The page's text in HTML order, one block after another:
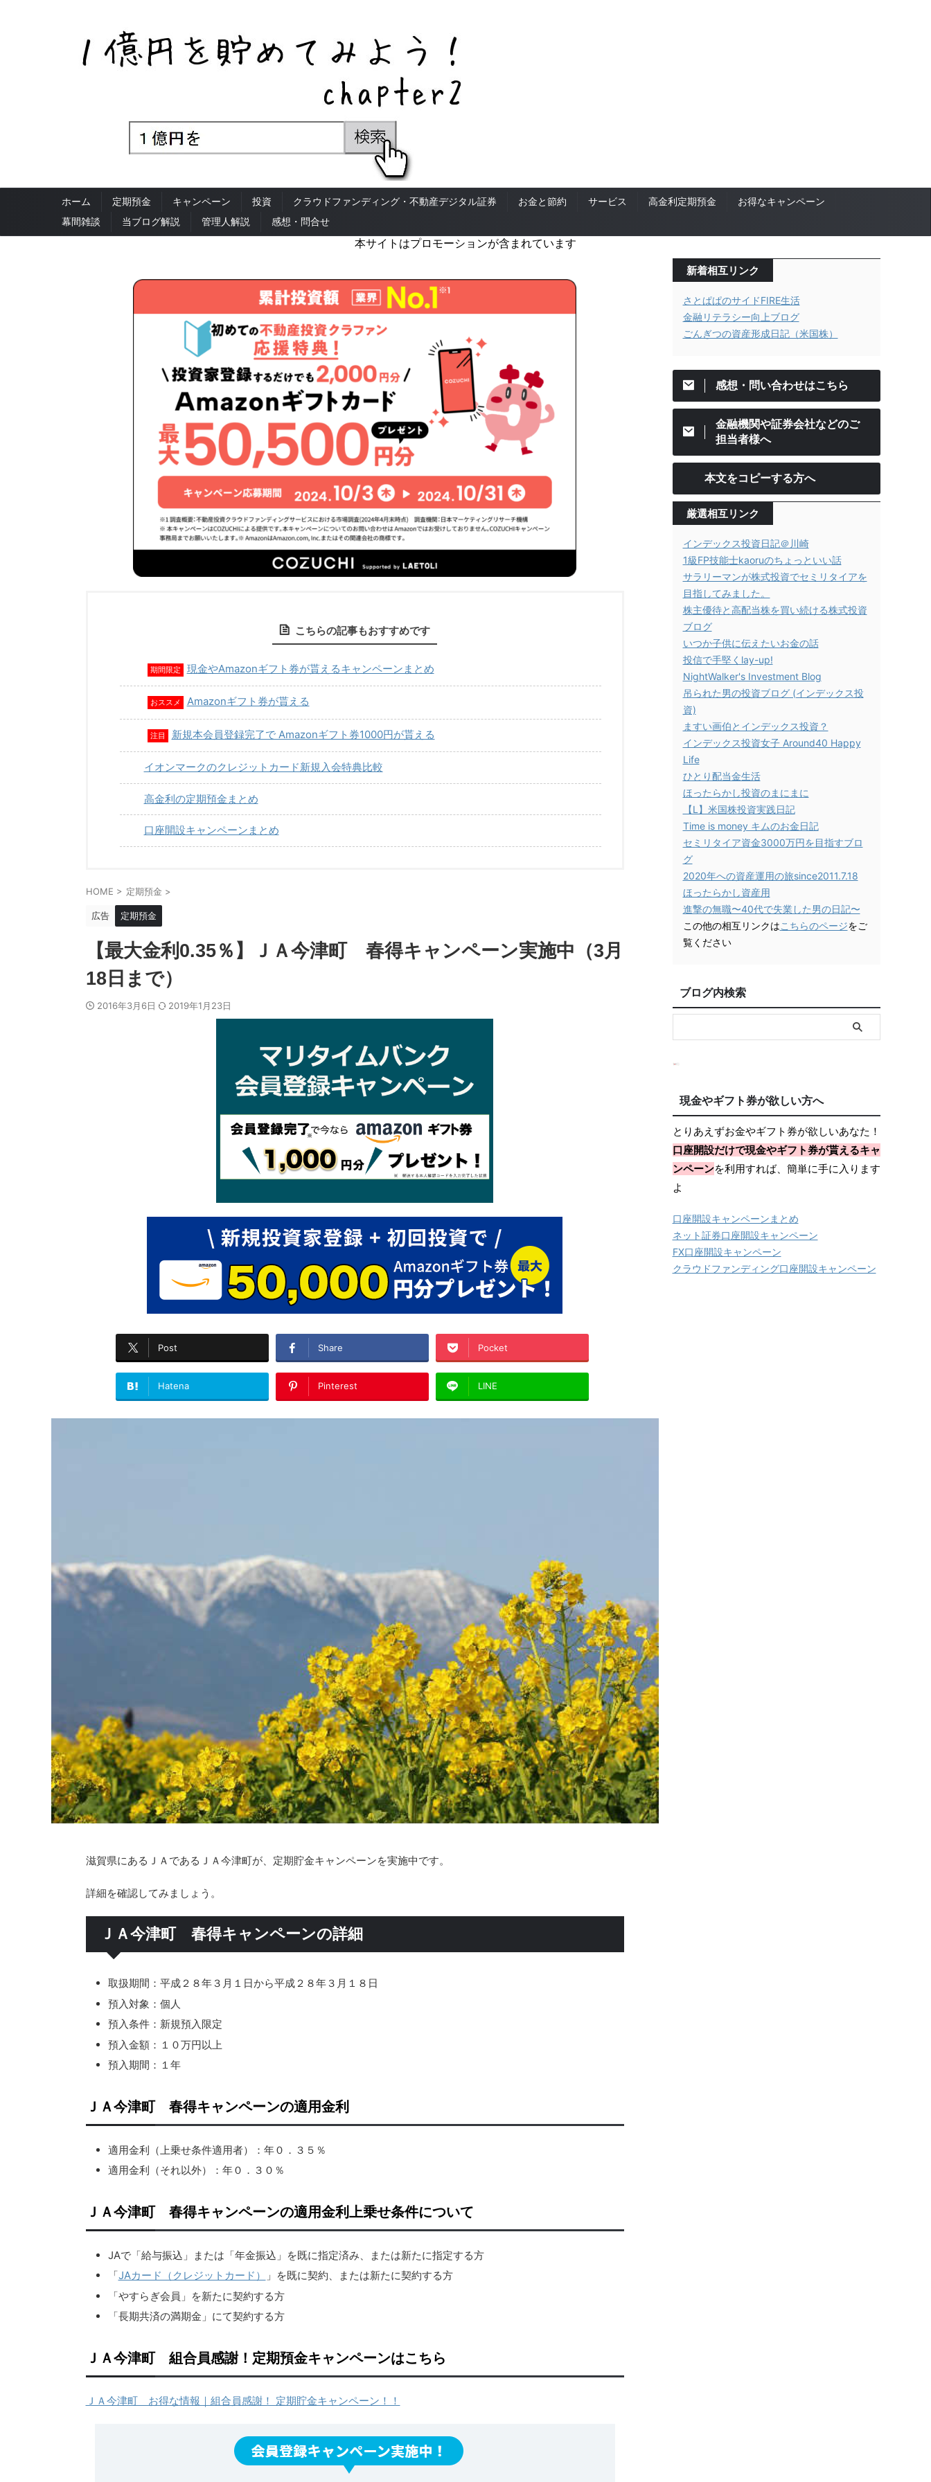
ホーム 定期預金 キャンペーン 投資 クラウドファンディング・不動産デジタル証券 お金と節約 サービス 高金利定期預金
お得なキャンペーン
幕間雑談
当ブログ解説 管理人解説 感想・問合せ
本サイトはプロモーションが含まれています
こちらの記事もおすすめです
期間限定 現金やAmazonギフト券が貰えるキャンペーンまとめ
おススメ Amazonギフト券が貰える
注目 新規本会員登録完了で Amazonギフト券1000円が貰える
イオンマークのクレジットカード新規入会特典比較
高金利の定期預金まとめ
口座開設キャンペーンまとめ
HOME > 定期預金 >
広告 定期預金
【最大金利0.35％】ＪＡ今津町 春得キャンペーン実施中（3月
18日まで）
2016年3月6日 2019年1月23日
Post Share Pocket
Hatena Pinterest LINE
滋賀県にあるＪＡであるＪＡ今津町が、定期貯金キャンペーンを実施中です。
詳細を確認してみましょう。
ＪＡ今津町 春得キャンペーンの詳細
取扱期間：平成２８年３月１日から平成２８年３月１８日
預入対象：個人
預入条件：新規預入限定
預入金額：１０万円以上
預入期間：１年
ＪＡ今津町 春得キャンペーンの適用金利
適用金利（上乗せ条件適用者）：年０．３５％
適用金利（それ以外）：年０．３０％
ＪＡ今津町 春得キャンペーンの適用金利上乗せ条件について
JAで「給与振込」または「年金振込」を既に指定済み、または新たに指定する方
「JAカード（クレジットカード）
」を既に契約、または新たに契約する方
「やすらぎ会員」を新たに契約する方
「長期共済の満期金」にて契約する方
ＪＡ今津町 組合員感謝！定期預金キャンペーンはこちら
ＪＡ今津町 お得な情報｜組合員感謝！ 定期貯金キャンペーン！！
新着相互リンク
さとぱぱのサイドFIRE生活
金融リテラシー向上ブログ
ごんぎつの資産形成日記（米国株）
感想・問い合わせはこちら
金融機関や証券会社などのご
担当者様へ
本文をコピーする方へ
厳選相互リンク
インデックス投資日記＠川崎
1級FP技能士kaoruのちょっといい話
サラリーマンが株式投資でセミリタイアを
目指してみました。
株主優待と高配当株を買い続ける株式投資
ブログ
いつか子供に伝えたいお金の話
投信で手堅くlay-up!
NightWalker's Investment Blog
吊られた男の投資ブログ (インデックス投
資)
ますい画伯とインデックス投資？
インデックス投資女子 Around40 Happy
Life
ひとり配当金生活
ほったらかし投資のまにまに
【L】米国株投資実践日記
Time is money キムのお金日記
セミリタイア資金3000万円を目指すブロ
グ
2020年への資産運用の旅since2011.7.18
ほったらかし資産用
進撃の無職〜40代で失業した男の日記〜
この他の相互リンクはこちらのページをご
覧ください
ブログ内検索
現金やギフト券が欲しい方へ
とりあえずお金やギフト券が欲しいあなた！
口座開設だけで現金やギフト券が貰えるキャ
ンペーンを利用すれば、簡単に手に入ります
よ
口座開設キャンペーンまとめ
ネット証券口座開設キャンペーン
FX口座開設キャンペーン
クラウドファンディング口座開設キャンペーン